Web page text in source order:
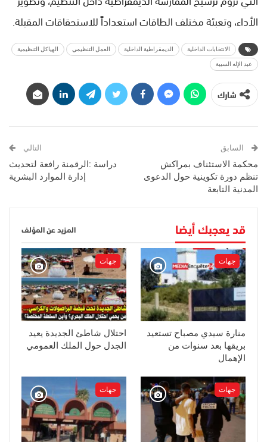
الأداء، وتعبئة مختلف الطاقات استعداداً للاستحقاقات المقبلة.
الانتخابات الداخلية الديمقراطية الداخلية العمل التنظيمي الهياكل التنظيمية
عبد الإله السيبة
شارك
السابق
محكمة الاستئناف بمراكش
تنظم دورة تكوينية حول الدعوى
المدنية التابعة
التالي
دراسة :الرقمنة رافعة لتحديث
إدارة الموارد البشرية
قد يعجبك أيضا المزيد عن المؤلف
جهات
منارة سيدي مصباح تستعيد
بريقها بعد سنوات من
الإهمال
جهات
احتلال شاطئ الجديدة يعيد
الجدل حول الملك العمومي
جهات جهات